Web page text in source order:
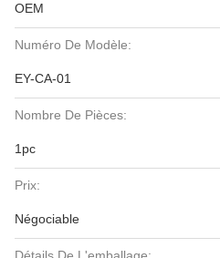
OEM
Numéro De Modèle:
EY-CA-01
Nombre De Pièces:
1pc
Prix:
Négociable